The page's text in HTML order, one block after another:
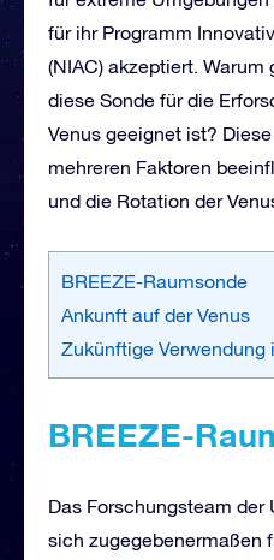
für ihr Programm
(NIAC) akzeptiert. Warum
diese Sonde für die
Venus geeignet ist?
mehreren Faktoren
und die Rotation der
BREEZE-Raumsonde
Ankunft auf der Venus
Zukünftige Verwendung
BREEZE-
Das Forschungsteam
sich zugegebenermaßen